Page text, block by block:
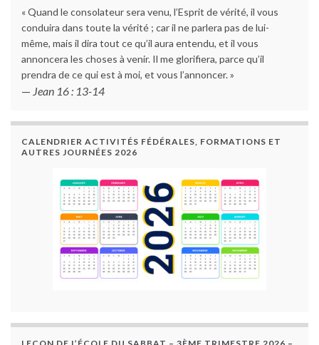
« Quand le consolateur sera venu, l’Esprit de vérité, il vous
conduira dans toute la vérité ; car il ne parlera pas de lui-
même, mais il dira tout ce qu’il aura entendu, et il vous
annoncera les choses à venir. Il me glorifiera, parce qu’il
prendra de ce qui est à moi, et vous l’annoncer. »
— Jean 16 : 13-14
CALENDRIER ACTIVITÉS FÉDÉRALES, FORMATIONS ET
AUTRES JOURNÉES 2026